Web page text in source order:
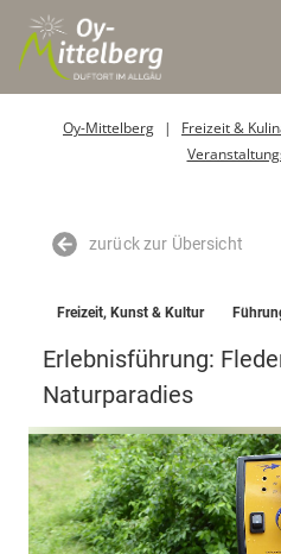
Oy-Mittelberg Freizeit &
zurück zur Übersicht
Freizeit, Kunst & Kultur
Erlebnisführung:
Naturparadies